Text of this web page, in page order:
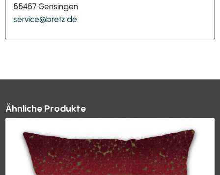
55457 Gensingen
service@bretz.de
Ähnliche Produkte